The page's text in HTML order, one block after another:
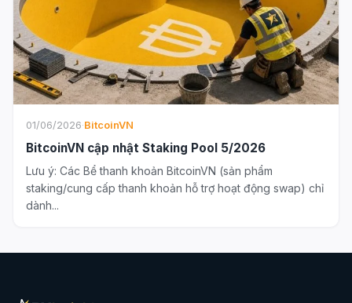
01/06/2026·BitcoinVN
BitcoinVN cập nhật Staking Pool 5/2026
Lưu ý: Các Bể thanh khoản BitcoinVN (sản phẩm
staking/cung cấp thanh khoản hỗ trợ hoạt động swap) chỉ
dành...